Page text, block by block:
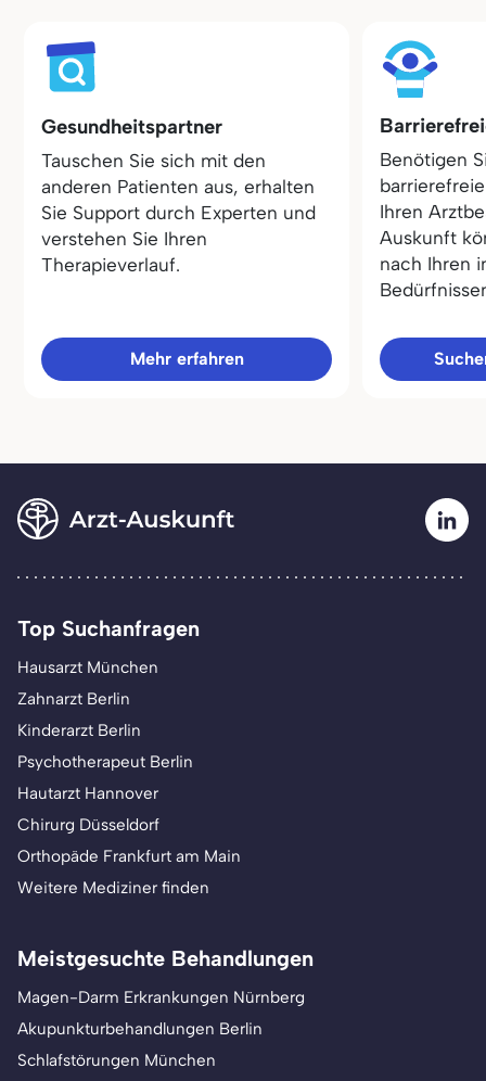
Gesundheitspartner
Tauschen Sie sich mit den
anderen Patienten aus, erhalten
Sie Support durch Experten und
verstehen Sie Ihren
Therapieverlauf.
Mehr erfahren
Benötigen
Ihren
Auskunft
nach Ihren
Top Suchanfragen
Hausarzt München
Zahnarzt Berlin
Kinderarzt Berlin
Psychotherapeut Berlin
Hautarzt Hannover
Chirurg Düsseldorf
Orthopäde Frankfurt am Main
Weitere Mediziner finden
Meistgesuchte Behandlungen
Magen-Darm Erkrankungen Nürnberg
Akupunkturbehandlungen Berlin
Schlafstörungen München